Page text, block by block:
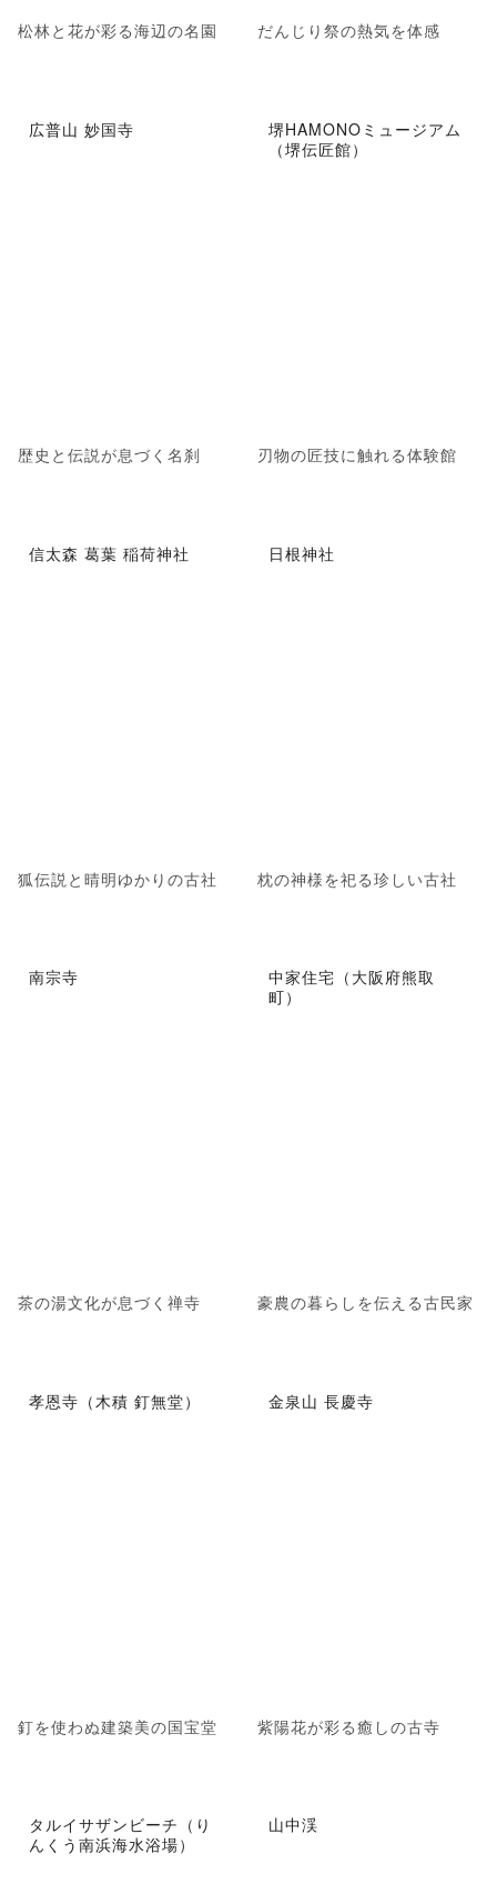
松林と花が彩る海辺の名園 だんじり祭の熱気を体感
広普山 妙国寺
歴史と伝説が息づく名刹
堺HAMONOミュージアム
（堺伝匠館）
刃物の匠技に触れる体験館
信太森 葛葉 稲荷神社
狐伝説と晴明ゆかりの古社
日根神社
枕の神様を祀る珍しい古社
南宗寺
茶の湯文化が息づく禅寺
中家住宅（大阪府熊取
町）
豪農の暮らしを伝える古民家
孝恩寺（木積 釘無堂）
釘を使わぬ建築美の国宝堂
金泉山 長慶寺
紫陽花が彩る癒しの古寺
タルイサザンビーチ（り
んくう南浜海水浴場）
山中渓